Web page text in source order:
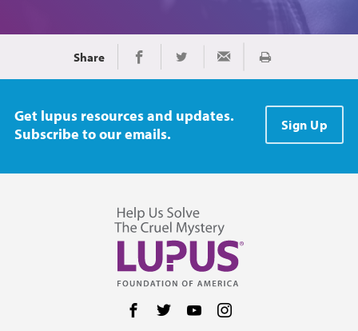
Share Share on Facebook
Share on TwitterShare via EmailImprimir
Get lupus resources and updates.
Subscribe to our emails.
Sign Up
Follow us on Facebook
Follow us on Twitter
Follow us on YouTube